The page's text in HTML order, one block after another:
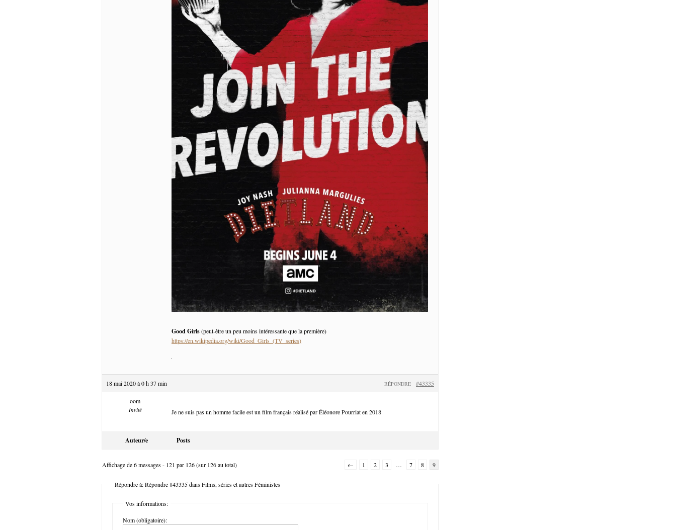
Good Girls(peut-être un peu moins intéressante que la première)
https://en.wikipedia.org/wiki/Good_Girls_(TV_series)
18 mai 2020 à 0 h 37 min #43335
RÉPONDRE
oom
Invité Je ne suis pas un homme facile est un film français réalisé par Éléonore Pourriat en 2018
Auteur/e Posts
Affichage de 6 messages - 121 par 126 (sur 126 au total) ← 1 2 3 … 7 8 9
Répondre à: Répondre #43335 dans Films, séries et autres Féministes
Vos informations:
Nom (obligatoire):